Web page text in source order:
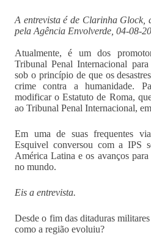
A entrevista é de Clarinha Glock,
pela Agência Envolverde, 04-08-
Atualmente, é um dos
Tribunal Penal Internacional
sob o princípio de que os
crime contra a humanidade.
modificar o Estatuto de Roma,
ao Tribunal Penal Internacional,
Em uma de suas frequentes
Esquivel conversou com a IPS
América Latina e os avanços
no mundo.
Eis a entrevista.
Desde o fim das ditaduras
como a região evoluiu?